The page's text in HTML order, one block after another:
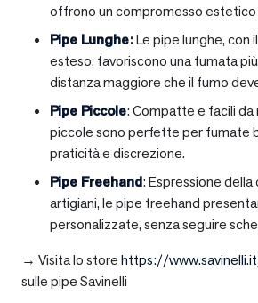
offrono un compromesso estetico
Pipe Lunghe:Le pipe lunghe, con
esteso, favoriscono una fumata
distanza maggiore che il fumo
Pipe Piccole: Compatte e facili
piccole sono perfette per fumate
praticità e discrezione.
Pipe Freehand: Espressione
artigiani, le pipe freehand
personalizzate, senza seguire
→ Visita lo storehttps://
sulle pipe Savinelli